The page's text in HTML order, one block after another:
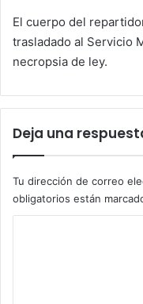
El cuerpo del
trasladado al Servicio
necropsia de ley.
Deja una
Tu dirección de correo
obligatorios están